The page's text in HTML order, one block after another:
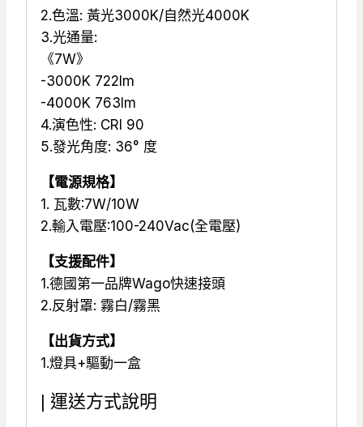
2.色溫: 黃光3000K/自然光4000K
3.光通量:
《7W》
-3000K 722lm
-4000K 763lm
4.演色性: CRI 90
5.發光角度: 36° 度
【電源規格】
1. 瓦數:7W/10W
2.輸入電壓:100-240Vac(全電壓)
【支援配件】
1.德國第一品牌Wago快速接頭
2.反射罩: 霧白/霧黑
【出貨方式】
1.燈具+驅動一盒
| 運送方式說明